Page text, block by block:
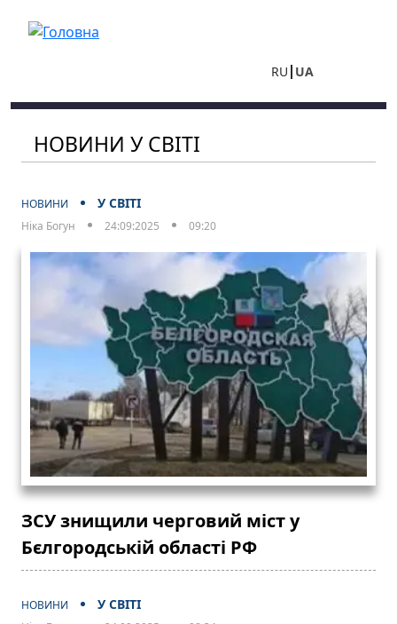
RU UA
НОВИНИ У СВІТІ
НОВИНИ У СВІТІ
Ніка Богун 24:09:2025 09:20
ЗСУ знищили черговий міст у
Бєлгородській області РФ
НОВИНИ У СВІТІ